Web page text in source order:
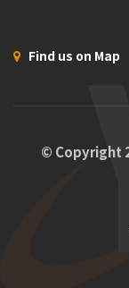
Find us on Map
© Copyright